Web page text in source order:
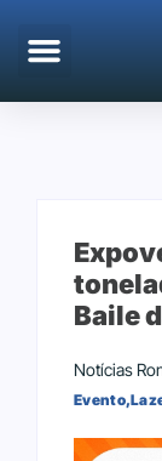
Baile
Notícias
Evento,